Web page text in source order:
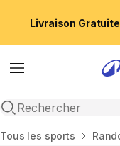
Livraison Gratuite
Menu
Recherche ouverte
Accueil
Tous les sports